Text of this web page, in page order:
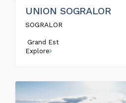
UNION SOGRALOR
SOGRALOR
Grand Est
Explore